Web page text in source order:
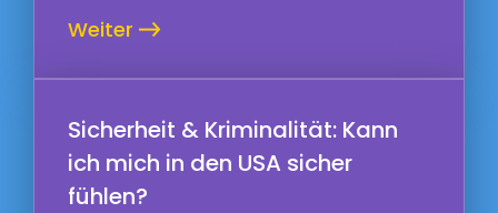
Weiter
Sicherheit & Kriminalität: Kann
ich mich in den USA sicher
fühlen?